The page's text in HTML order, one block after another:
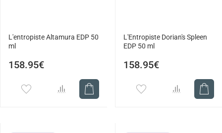
L'entropiste Altamura EDP 50
ml
158.95€
L'Entropiste Dorian's Spleen
EDP 50 ml
158.95€